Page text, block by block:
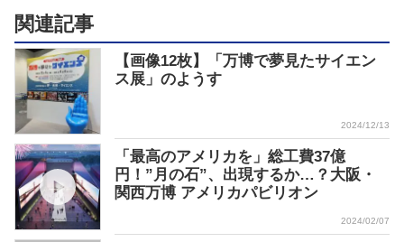
関連記事
【画像12枚】「万博で夢見たサイエン
ス展」のようす
2024/12/13
「最高のアメリカを」総工費37億
円！”月の石”、出現するか…？大阪・
関西万博 アメリカパビリオン
2024/02/07